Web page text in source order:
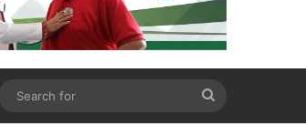
Random Article